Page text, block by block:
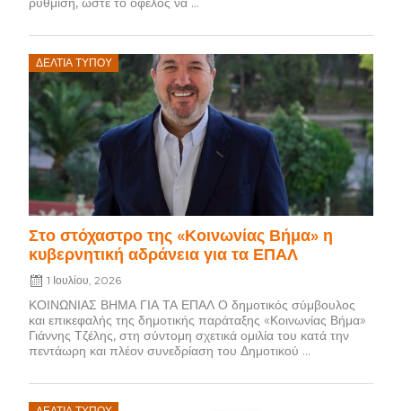
ΔΕΛΤΊΑ ΤΎΠΟΥ
Στο στόχαστρο της «Κοινωνίας Βήμα» η
κυβερνητική αδράνεια για τα ΕΠΑΛ
Posted
on
1 Ιουλίου, 2026
ΚΟΙΝΩΝΙΑΣ ΒΗΜΑ ΓΙΑ ΤΑ ΕΠΑΛ Ο δημοτικός σύμβουλος
και επικεφαλής της δημοτικής παράταξης «Κοινωνίας Βήμα»
Γιάννης Τζέλης, στη σύντομη σχετικά ομιλία του κατά την
πεντάωρη και πλέον συνεδρίαση του Δημοτικού ...